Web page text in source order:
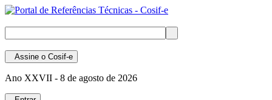
Assine o Cosif-e
Ano XXVII - 8 de agosto de 2026